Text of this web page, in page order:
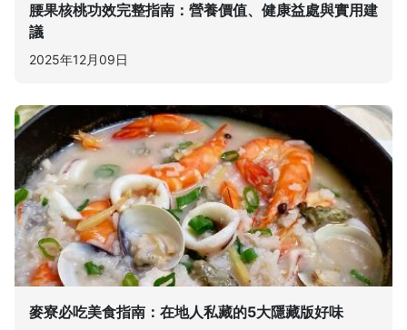
腰果核桃功效完整指南：營養價值、健康益處與實用建
議
2025年12月09日
麥寮必吃美食指南：在地人私藏的5大隱藏版好味